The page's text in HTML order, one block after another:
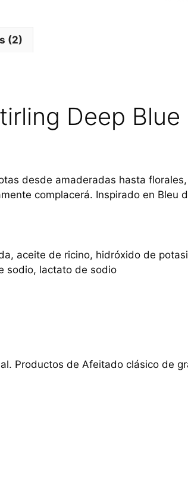
(2)
Deep Blue
desde amaderadas hasta
complacerá. Inspirado en Bleu
aceite de ricino, hidróxido de
sodio, lactato de sodio
Productos de Afeitado clásico de